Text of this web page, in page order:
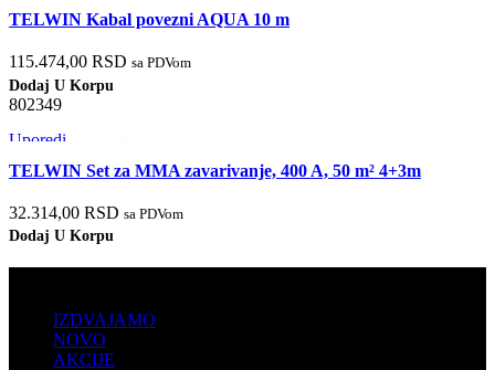
Brzi pregled
TELWIN Kabal povezni AQUA 10 m
115.474,00 RSD sa PDVom
Dodaj U Korpu
802349
Uporedi
Brzi pregled
TELWIN Set za MMA zavarivanje, 400 A, 50 m² 4+3m
32.314,00 RSD sa PDVom
Dodaj U Korpu
IZDVAJAMO
NOVO
AKCIJE